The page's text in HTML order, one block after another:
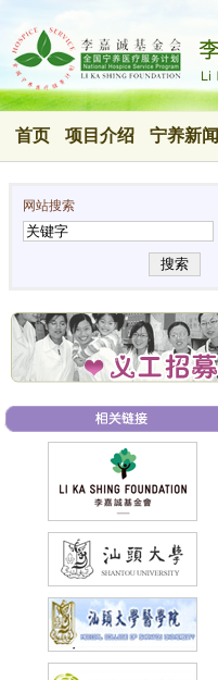
首页 项目介绍 宁养新闻
网站搜索
搜索